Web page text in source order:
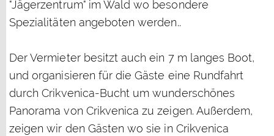
"Jägerzentrum" im Wald wo besondere
Spezialitäten angeboten werden..
Der Vermieter besitzt auch ein 7 m langes Boot,
und organisieren für die Gäste eine Rundfahrt
durch Crikvenica-Bucht um wunderschönes
Panorama von Crikvenica zu zeigen. Außerdem,
zeigen wir den Gästen wo sie in Crikvenica